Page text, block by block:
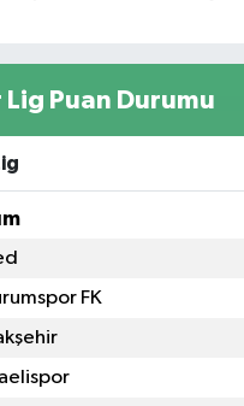
Lig Puan Durumu
FK